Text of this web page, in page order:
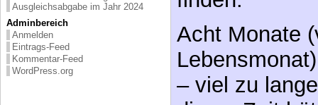
Ausgleichsabgabe im Jahr 2024
Adminbereich
Anmelden
Eintrags-Feed
Kommentar-Feed
WordPress.org
Acht Monate
– viel zu
dieser Zeit